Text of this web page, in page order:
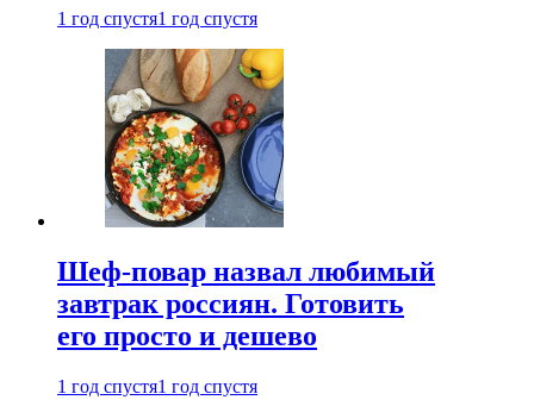
1 год спустя1 год спустя
Шеф-повар назвал любимый
завтрак россиян. Готовить
его просто и дешево
1 год спустя1 год спустя